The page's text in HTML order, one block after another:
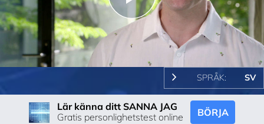
Play
Video
SPRÅK: SV
Lär känna ditt SANNA JAG
Gratis personlighetstest online
BÖRJA